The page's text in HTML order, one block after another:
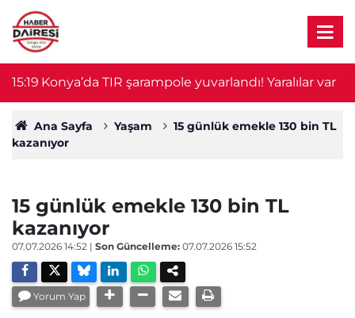
15:19 Konya’da TIR şarampole yuvarlandı! Yaralılar var
Ana Sayfa Yaşam
15 günlük emekle 130 bin TL
kazanıyor
15 günlük emekle 130 bin TL
kazanıyor
07.07.2026 14:52 | Son Güncelleme: 07.07.2026 15:52
Yorum Yap